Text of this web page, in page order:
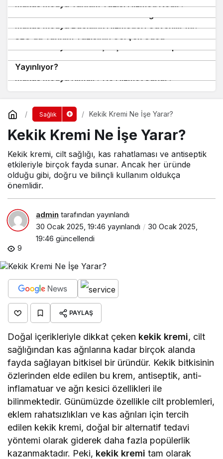
6
7
8
Mukas Medya Hangi Sitelerde Tanıtım Yazısı
Yayınlıyor?
Sağlık Kekik Kremi Ne İşe Yarar?
Kekik Kremi Ne İşe Yarar?
Kekik kremi, cilt sağlığı, kas rahatlaması ve antiseptik
etkileriyle birçok fayda sunar. Ancak her üründe
olduğu gibi, doğru ve bilinçli kullanım oldukça
önemlidir.
admin tarafından yayınlandı
30 Ocak 2025, 19:46 yayınlandı
30 Ocak 2025,
19:46 güncellendi
9
PAYLAŞ
Doğal içerikleriyle dikkat çeken kekik kremi, cilt
sağlığından kas ağrılarına kadar birçok alanda
fayda sağlayan bitkisel bir üründür. Kekik bitkisinin
özlerinden elde edilen bu krem, antiseptik, anti-
inflamatuar ve ağrı kesici özellikleri ile
bilinmektedir. Günümüzde özellikle cilt problemleri,
eklem rahatsızlıkları ve kas ağrıları için tercih
edilen kekik kremi, doğal bir alternatif tedavi
yöntemi olarak giderek daha fazla popülerlik
kazanmaktadır. Peki, kekik kremi tam olarak